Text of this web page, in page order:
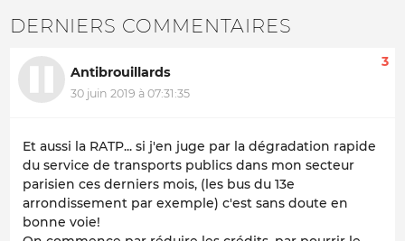
DERNIERS COMMENTAIRES
Antibrouillards
30 juin 2019 à 07:31:35
3
Et aussi la RATP... si j'en juge par la dégradation rapide
du service de transports publics dans mon secteur
parisien ces derniers mois, (les bus du 13e
arrondissement par exemple) c'est sans doute en
bonne voie!